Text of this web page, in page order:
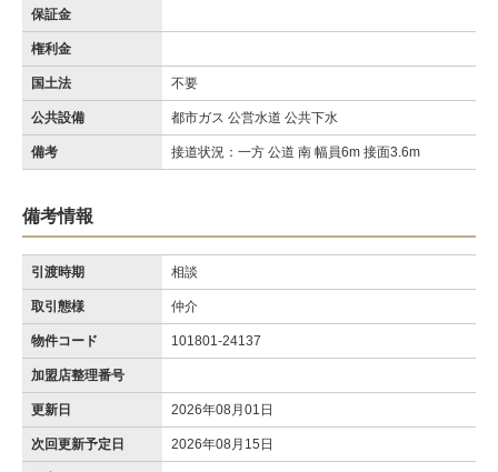
保証金
権利金
国土法 不要
公共設備 都市ガス 公営水道 公共下水
備考 接道状況：一方 公道 南 幅員6m 接面3.6m
備考情報
引渡時期 相談
取引態様 仲介
物件コード 101801-24137
加盟店整理番号
更新日 2026年08月01日
次回更新予定日 2026年08月15日